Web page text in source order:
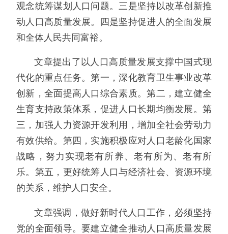
观念统筹谋划人口问题。三是坚持以改革创新推
动人口高质量发展。四是坚持促进人的全面发展
和全体人民共同富裕。
文章提出了以人口高质量发展支撑中国式现
代化的重点任务。第一，深化教育卫生事业改革
创新，全面提高人口综合素质。第二，建立健全
生育支持政策体系，促进人口长期均衡发展。第
三，加强人力资源开发利用，增加全社会劳动力
有效供给。第四，实施积极应对人口老龄化国家
战略，努力实现老有所养、老有所为、老有所
乐。第五，更好统筹人口与经济社会、资源环境
的关系，维护人口安全。
文章强调，做好新时代人口工作，必须坚持
党的全面领导。要建立健全推动人口高质量发展